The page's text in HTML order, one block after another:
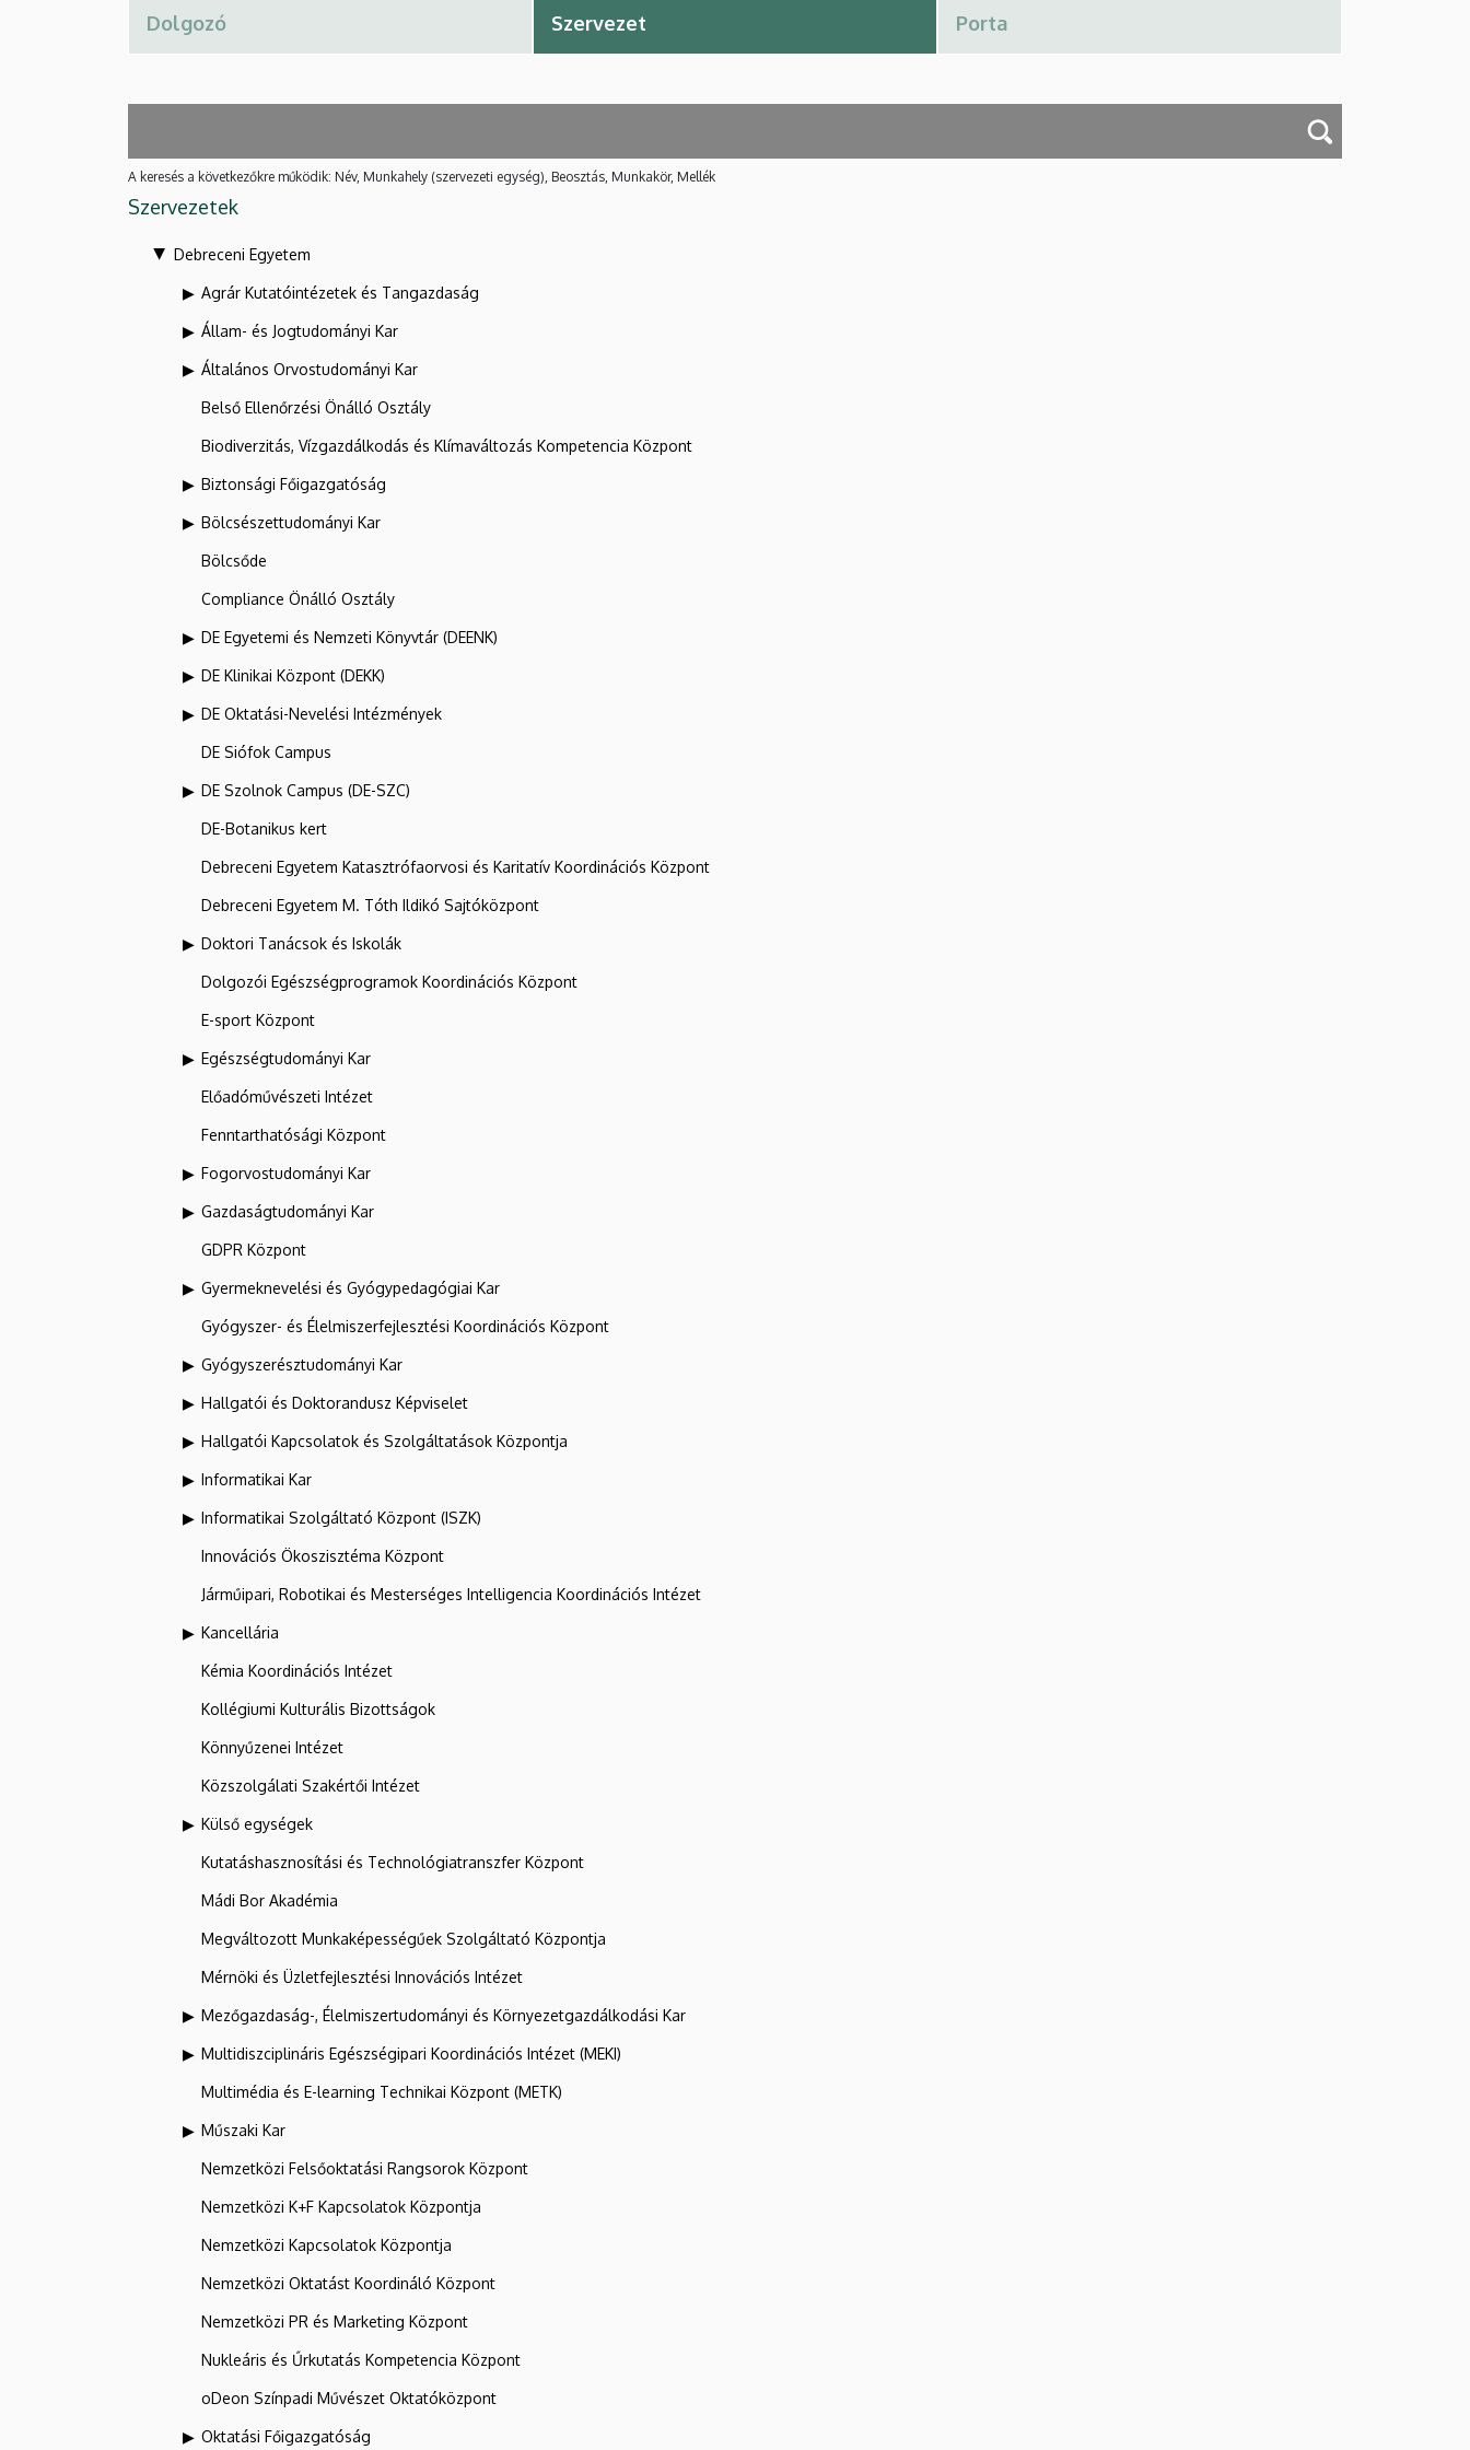
A keresés a következőkre működik: Név, Munkahely (szervezeti egység), Beosztás, Munkakör, Mellék
Szervezetek
Debreceni Egyetem
Agrár Kutatóintézetek és Tangazdaság
Állam- és Jogtudományi Kar
Általános Orvostudományi Kar
Belső Ellenőrzési Önálló Osztály
Biodiverzitás, Vízgazdálkodás és Klímaváltozás Kompetencia Központ
Biztonsági Főigazgatóság
Bölcsészettudományi Kar
Bölcsőde
Compliance Önálló Osztály
DE Egyetemi és Nemzeti Könyvtár (DEENK)
DE Klinikai Központ (DEKK)
DE Oktatási-Nevelési Intézmények
DE Siófok Campus
DE Szolnok Campus (DE-SZC)
DE-Botanikus kert
Debreceni Egyetem Katasztrófaorvosi és Karitatív Koordinációs Központ
Debreceni Egyetem M. Tóth Ildikó Sajtóközpont
Doktori Tanácsok és Iskolák
Dolgozói Egészségprogramok Koordinációs Központ
E-sport Központ
Egészségtudományi Kar
Előadóművészeti Intézet
Fenntarthatósági Központ
Fogorvostudományi Kar
Gazdaságtudományi Kar
GDPR Központ
Gyermeknevelési és Gyógypedagógiai Kar
Gyógyszer- és Élelmiszerfejlesztési Koordinációs Központ
Gyógyszerésztudományi Kar
Hallgatói és Doktorandusz Képviselet
Hallgatói Kapcsolatok és Szolgáltatások Központja
Informatikai Kar
Informatikai Szolgáltató Központ (ISZK)
Innovációs Ökoszisztéma Központ
Járműipari, Robotikai és Mesterséges Intelligencia Koordinációs Intézet
Kancellária
Kémia Koordinációs Intézet
Kollégiumi Kulturális Bizottságok
Könnyűzenei Intézet
Közszolgálati Szakértői Intézet
Külső egységek
Kutatáshasznosítási és Technológiatranszfer Központ
Mádi Bor Akadémia
Megváltozott Munkaképességűek Szolgáltató Központja
Mérnöki és Üzletfejlesztési Innovációs Intézet
Mezőgazdaság-, Élelmiszertudományi és Környezetgazdálkodási Kar
Multidiszciplináris Egészségipari Koordinációs Intézet (MEKI)
Multimédia és E-learning Technikai Központ (METK)
Műszaki Kar
Nemzetközi Felsőoktatási Rangsorok Központ
Nemzetközi K+F Kapcsolatok Központja
Nemzetközi Kapcsolatok Központja
Nemzetközi Oktatást Koordináló Központ
Nemzetközi PR és Marketing Központ
Nukleáris és Űrkutatás Kompetencia Központ
oDeon Színpadi Művészet Oktatóközpont
Oktatási Főigazgatóság